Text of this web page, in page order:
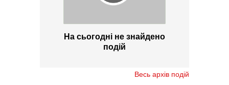
На сьогодні не знайдено
подій
Весь архів подій